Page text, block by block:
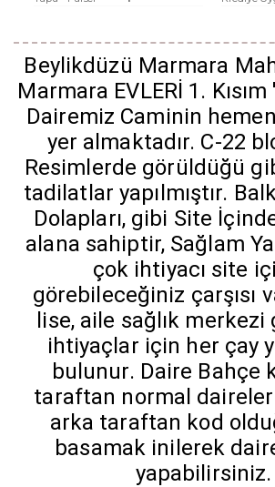
Beylikdüzü Marmara
Marmara EVLERİ 1.
Dairemiz Caminin
yer almaktadır. C-22
Resimlerde görüldüğü
tadilatlar yapılmıştır.
Dolapları, gibi Site
alana sahiptir, Sağlam
çok ihtiyacı site
görebileceğiniz çarşısı
lise, aile sağlık merkezi
ihtiyaçlar için her çay
bulunur. Daire Bahçe
taraftan normal
arka taraftan kod
basamak inilerek
yapabilirsiniz.